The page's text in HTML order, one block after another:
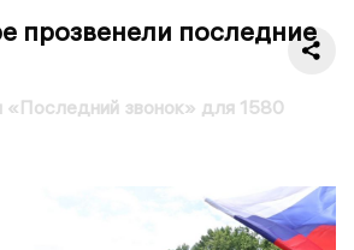
прозвенели последние
«Последний звонок» для 1580